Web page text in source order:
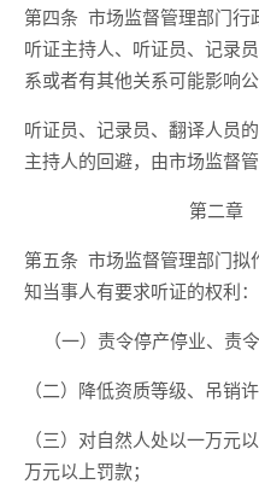
第四条 市场监督管理部门行
听证主持人、听证员、记录
系或者有其他关系可能影响
听证员、记录员、翻译人员
主持人的回避，由市场监督
第二章
第五条 市场监督管理部门拟
知当事人有要求听证的权利：
（一）责令停产停业、责令
（二）降低资质等级、吊销
（三）对自然人处以一万元
万元以上罚款；